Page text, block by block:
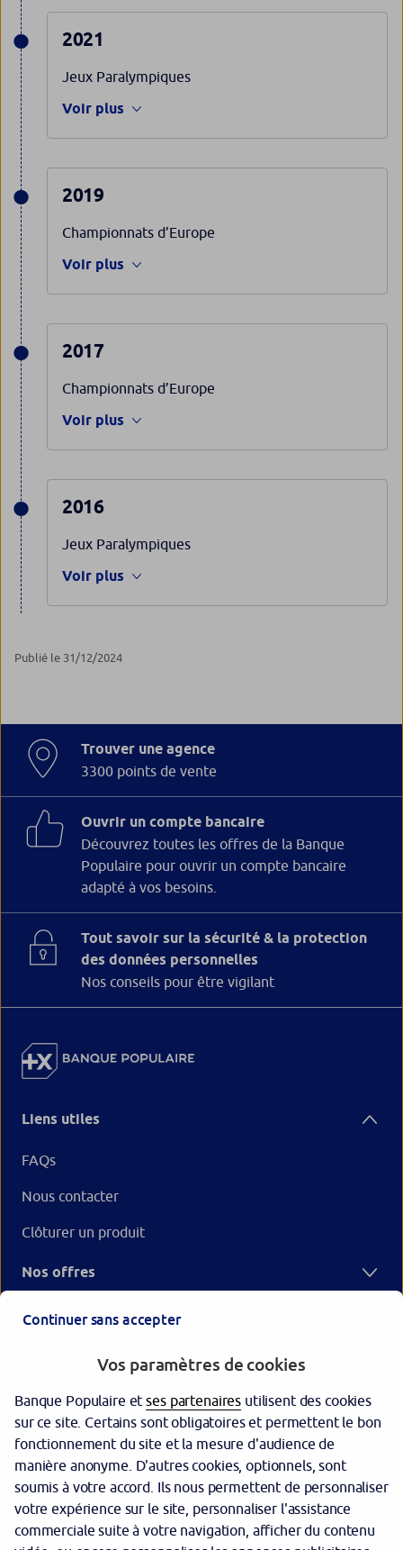
2021
Jeux Paralympiques
Voir plus
2019
Championnats d’Europe
Voir plus
2017
Championnats d’Europe
Voir plus
2016
Jeux Paralympiques
Voir plus
Publié le 31/12/2024
Trouver une agence
3300 points de vente
Ouvrir un compte bancaire
Découvrez toutes les offres de la Banque
Populaire pour ouvrir un compte bancaire
adapté à vos besoins.
Tout savoir sur la sécurité & la protection
des données personnelles
Nos conseils pour être vigilant
Liens utiles
FAQs
Nous contacter
Clôturer un produit
Nos offres
Garantie des dépôts
Protection des données personnelles
Politique cookies
Continuer sans accepter
Vos paramètres de cookies
Banque Populaire etses partenaires utilisent des cookies
sur ce site. Certains sont obligatoires et permettent le bon
fonctionnement du site et la mesure d'audience de
manière anonyme. D'autres cookies, optionnels, sont
soumis à votre accord. Ils nous permettent de personnaliser
votre expérience sur le site, personnaliser l'assistance
commerciale suite à votre navigation, afficher du contenu